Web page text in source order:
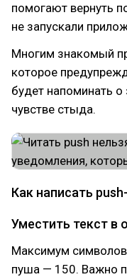
помогают вернуть
не запускали
Многим знакомый
которое
будет напоминать о
чувстве стыда.
Как написать
Уместить текст в
Максимум символов
пуша — 150. Важно